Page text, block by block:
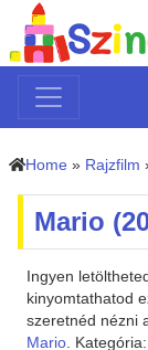
Home » Rajzfilm
Mario
Ingyen
kinyomtathatod
szeretnéd nézni
Mario. Kategória: